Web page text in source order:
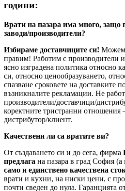
години:
Врати на пазара има много, защо
заводи/производители?
Избираме доставчиците си! Можем
правим! Работим с производители
ясно изградена политика относно
си, относно ценообразуването,
спазване сроковете на доставките
възникналите рекламации. Не
производители/доставчици/
коректните тристранни отношения
дистрибутор/клиент.
Качествени ли са вратите ви?
От създаването си и до сега, фирма
предлага на пазара в град София
само и единствено качествена
врати и кухни, на ниски цени, с
почти сведен до нула. Гаранцията